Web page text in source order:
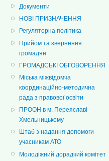
Документи
НОВІ ПРИЗНАЧЕННЯ
Регуляторна політика
Прийом та звернення
громадян
ГРОМАДСЬКІ ОБГОВОРЕННЯ
Міська міжвідомча
координаційно-методична
рада з правової освіти
ПРООН в м. Переяславі-
Хмельницькому
Штаб з надання допомоги
учасникам АТО
Молодіжний дорадчий комітет